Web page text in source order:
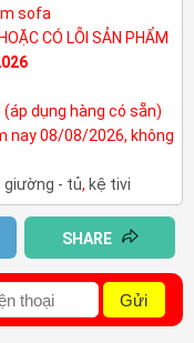
sofa
CÓ LỖI SẢN PHẨM
(áp dụng hàng có sẵn)
nay 08/08/2026, không
giường - tủ, kệ tivi
SHARE
Gửi